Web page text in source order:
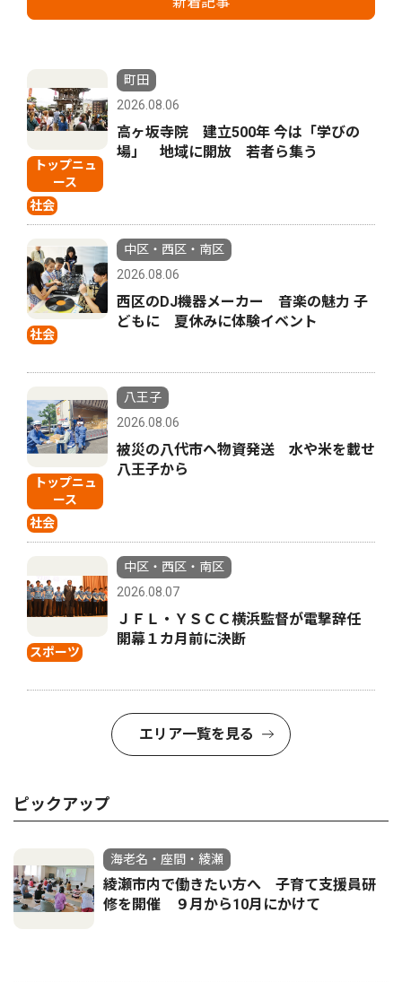
トップニュ
ース
社会
町田
2026.08.06
高ヶ坂寺院 建立500年 今は「学びの
場」 地域に開放 若者ら集う
社会
中区・西区・南区
2026.08.06
西区のDJ機器メーカー 音楽の魅力 子
どもに 夏休みに体験イベント
トップニュ
ース
社会
八王子
2026.08.06
被災の八代市へ物資発送 水や米を載せ
八王子から
スポーツ
中区・西区・南区
2026.08.07
ＪＦＬ・ＹＳＣＣ横浜監督が電撃辞任
開幕１カ月前に決断
エリア一覧を見る
ピックアップ
海老名・座間・綾瀬
綾瀬市内で働きたい方へ 子育て支援員研
修を開催 ９月から10月にかけて